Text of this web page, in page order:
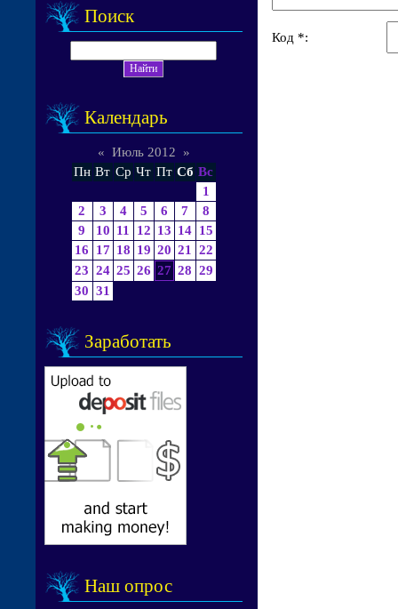
Поиск
Календарь
« Июль 2012
»
Пн Вт Ср Чт Пт Сб Вс
1
2
3 4 5 6 7
8
9
10 11 12 13 14 15
16
17 18 19 20 21
22
23 24 25 26 27 28 29
30 31
Заработать
Наш опрос
Код *: